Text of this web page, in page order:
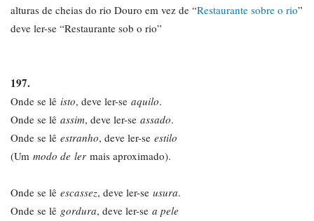
alturas de cheias do rio Douro em vez de “Restaurante sobre o rio”
deve ler-se “Restaurante sob o rio”
197.
Onde se lê isto, deve ler-se aquilo.
Onde se lê assim, deve ler-se assado.
Onde se lê estranho, deve ler-se estilo
(Um modo de ler mais aproximado).
Onde se lê escassez, deve ler-se usura.
Onde se lê gordura, deve ler-se a pele